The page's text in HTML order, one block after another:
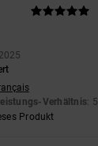
Verhältnis: 5
Produkt